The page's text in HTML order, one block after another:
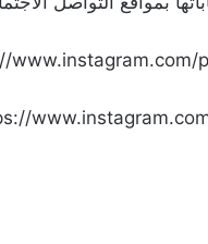
www.instagram.com/